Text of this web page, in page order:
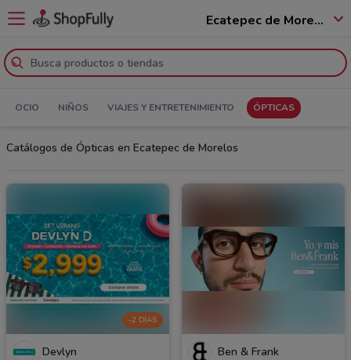
Ecatepec de Morelos - 55100
OCIO NIÑOS VIAJES Y ENTRETENIMIENTO ÓPTICAS
Catálogos de Ópticas en Ecatepec de Morelos
-2 DÍAS
Devlyn Ben & Frank